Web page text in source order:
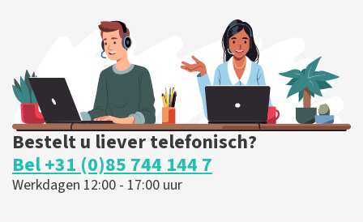
BESTEL NU
Bestelt u liever telefonisch?
Bel +31 (0)85 744 144 7
Werkdagen 12:00 - 17:00 uur